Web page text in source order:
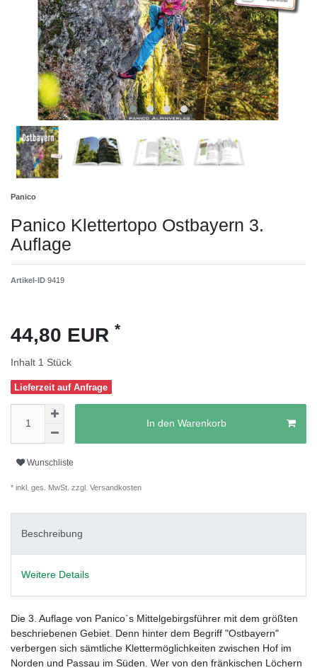
Panico
Panico Klettertopo Ostbayern 3.
Auflage
Artikel-ID 9419
44,80 EUR *
Inhalt 1 Stück
Lieferzeit auf Anfrage
In den Warenkorb
Wunschliste
* inkl. ges. MwSt. zzgl. Versandkosten
Beschreibung
Weitere Details
Die 3. Auflage von Panico`s Mittelgebirgsführer mit dem größten
beschriebenen Gebiet. Denn hinter dem Begriff "Ostbayern"
verbergen sich sämtliche Klettermöglichkeiten zwischen Hof im
Norden und Passau im Süden. Wer von den fränkischen Löchern